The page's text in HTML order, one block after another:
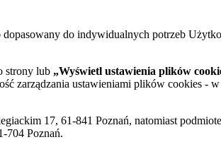
do indywidualnych potrzeb
strony lub „Wyświetl ustawienia plików
zarządzania ustawieniami plików cookies -
17, 61-841 Poznań, natomiast
704 Poznań.